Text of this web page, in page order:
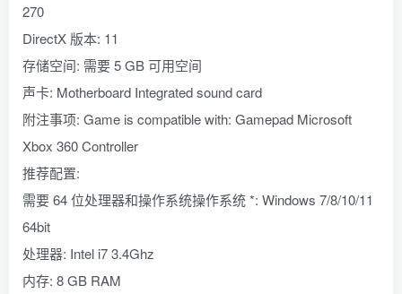
270
DirectX 版本: 11
存储空间: 需要 5 GB 可用空间
声卡: Motherboard Integrated sound card
附注事项: Game is compatible with: Gamepad Microsoft
Xbox 360 Controller
推荐配置:
需要 64 位处理器和操作系统操作系统 *: Windows 7/8/10/11
64bit
处理器: Intel i7 3.4Ghz
内存: 8 GB RAM